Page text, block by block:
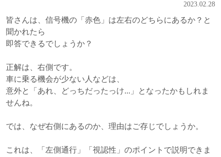
2023.02.28
皆さんは、信号機の「赤色」は左右のどちらにあるか？と
聞かれたら
即答できるでしょうか？
正解は、右側です。
車に乗る機会が少ない人などは、
意外と「あれ、どっちだったっけ...」となったかもしれま
せんね。
では、なぜ右側にあるのか、理由はご存じでしょうか。
これは、「左側通行」「視認性」のポイントで説明できま